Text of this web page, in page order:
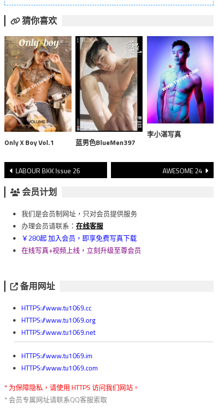
猜你喜欢
Only X Boy Vol.1 蓝男色BlueMen397
李小湛写真
文
章
導
覽
LABOUR BKK Issue 26 AWESOME 24
会员计划
我们是会员制网址，只对会员提供服务
办理会员请联系： 在线客服
￥280起 加入会员，即享免费写真下载
在线写真+视频上线，立刻升级至尊会员
备用网址
HTTPS://www.tu1069.cc
HTTPS://www.tu1069.org
HTTPS://www.tu1069.net
HTTPS://www.tu1069.im
HTTPS://www.tu1069.com
* 为保障隐私，请使用 HTTPS 访问我们网站。
* 会员专属网址请联系QQ客服索取